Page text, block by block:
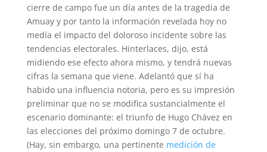
cierre de campo fue un día antes de la tragedia de
Amuay y por tanto la información revelada hoy no
medía el impacto del doloroso incidente sobre las
tendencias electorales. Hinterlaces, dijo, está
midiendo ese efecto ahora mismo, y tendrá nuevas
cifras la semana que viene. Adelantó que sí ha
habido una influencia notoria, pero es su impresión
preliminar que no se modifica sustancialmente el
escenario dominante: el triunfo de Hugo Chávez en
las elecciones del próximo domingo 7 de octubre.
(Hay, sin embargo, una pertinente medición de